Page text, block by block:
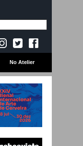
No Atelier